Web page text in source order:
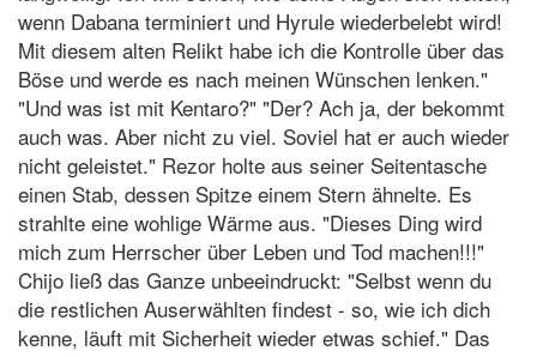
wenn Dabana terminiert und Hyrule wiederbelebt wird!
Mit diesem alten Relikt habe ich die Kontrolle über das
Böse und werde es nach meinen Wünschen lenken."
"Und was ist mit Kentaro?" "Der? Ach ja, der bekommt
auch was. Aber nicht zu viel. Soviel hat er auch wieder
nicht geleistet." Rezor holte aus seiner Seitentasche
einen Stab, dessen Spitze einem Stern ähnelte. Es
strahlte eine wohlige Wärme aus. "Dieses Ding wird
mich zum Herrscher über Leben und Tod machen!!!"
Chijo ließ das Ganze unbeeindruckt: "Selbst wenn du
die restlichen Auserwählten findest - so, wie ich dich
kenne, läuft mit Sicherheit wieder etwas schief." Das